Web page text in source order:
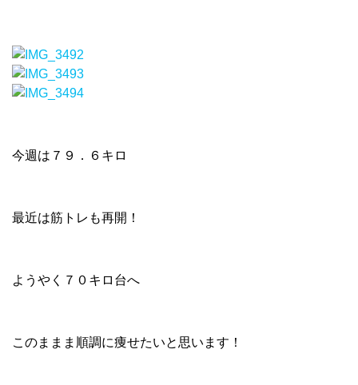
今週は７９．６キロ
最近は筋トレも再開！
ようやく７０キロ台へ
このままま順調に痩せたいと思います！